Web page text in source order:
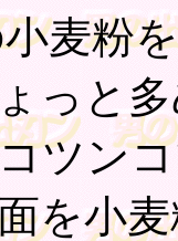
麦粉
っと
ツン
を小